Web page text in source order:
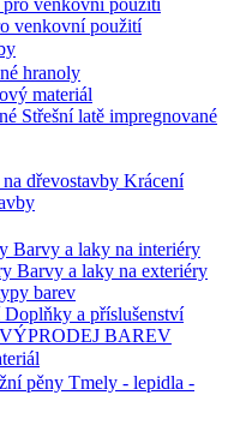
venkovní použití
hranoly
materiál
Střešní latě impregnované
Krácení
Barvy a laky na interiéry
Barvy a laky na exteriéry
barev
Doplňky a příslušenství
VÝPRODEJ BAREV
Tmely - lepidla -